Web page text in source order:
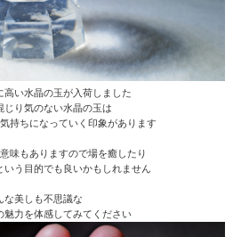
高い水晶の玉が入荷しました
じり気のない水晶の玉は
持ちになっていく印象があります
味もありますので場を癒したり
いう目的でも良いかもしれません
な美しも不思議な
魅力を体感してみてください